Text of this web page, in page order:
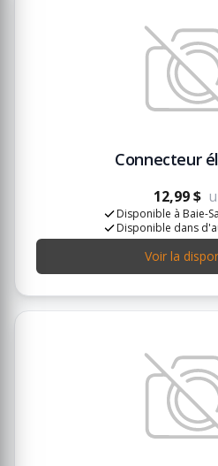
Connecteur
12,99 $
Disponible à Baie-
Disponible dans
Voir la